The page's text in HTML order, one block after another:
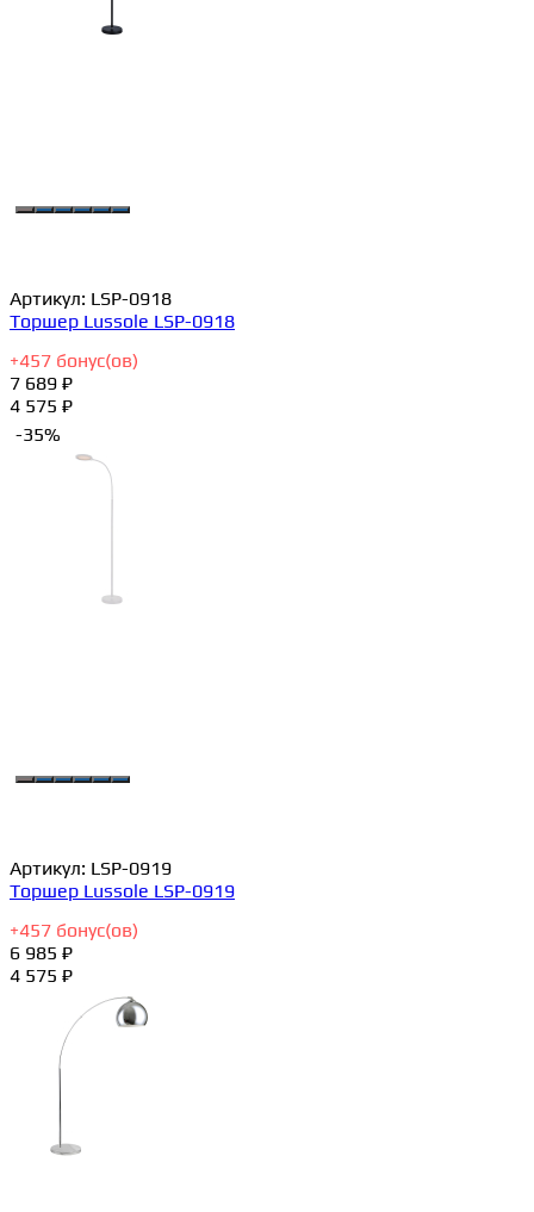
Артикул: LSP-0918
Торшер Lussole LSP-0918
+457 бонус(ов)
7 689 ₽
4 575 ₽
-35%
Артикул: LSP-0919
Торшер Lussole LSP-0919
+457 бонус(ов)
6 985 ₽
4 575 ₽